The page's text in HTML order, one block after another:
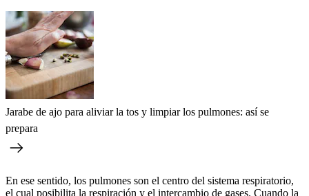
Jarabe de ajo para aliviar la tos y limpiar los pulmones: así se
prepara
En ese sentido, los pulmones son el centro del sistema respiratorio,
el cual posibilita la respiración y el intercambio de gases. Cuando la